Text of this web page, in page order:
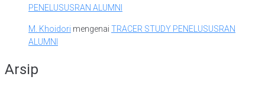
PENELUSUSRAN ALUMNI
M. Khoidori mengenai TRACER STUDY PENELUSUSRAN
ALUMNI
Arsip